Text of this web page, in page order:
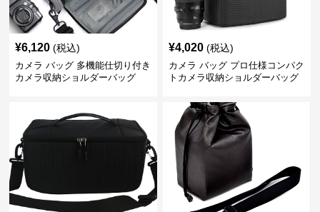
¥6,120 (税込)
カメラ バッグ 多機能仕切り付き
カメラ収納ショルダーバッグ
¥4,020 (税込)
カメラ バッグ プロ仕様コンパク
トカメラ収納ショルダーバッグ